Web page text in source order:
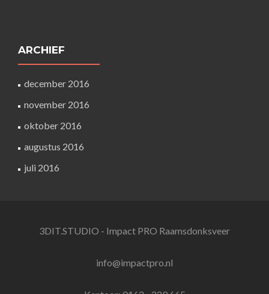
ARCHIEF
december 2016
november 2016
oktober 2016
augustus 2016
juli 2016
3DIT.STUDIO - Impact PRO Raamsdonksveer
info@impactpro.nl